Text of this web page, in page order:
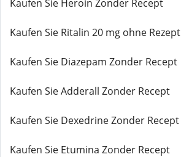
Kaufen Sie Heroin Zonder Recept
Kaufen Sie Ritalin 20 mg ohne Rezept
Kaufen Sie Diazepam Zonder Recept
Kaufen Sie Adderall Zonder Recept
Kaufen Sie Dexedrine Zonder Recept
Kaufen Sie Etumina Zonder Recept